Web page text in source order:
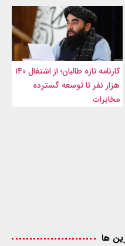
کارنامه تازه طالبان؛ از اشتغال ۱۴۰
هزار نفر تا توسعه گسترده
مخابرات
ها